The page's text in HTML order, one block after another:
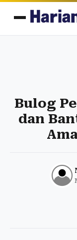
Bulog
dan